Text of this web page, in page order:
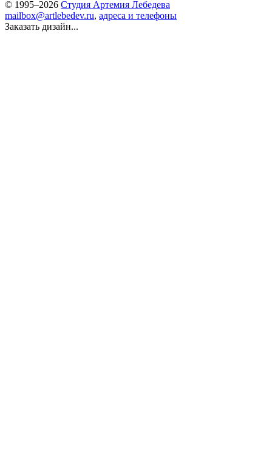
© 1995–2026 Студия Артемия Лебедева
mailbox@artlebedev.ru, адреса и телефоны
Заказать дизайн...